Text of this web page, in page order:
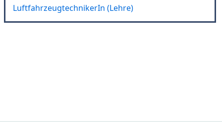
LuftfahrzeugtechnikerIn (Lehre)